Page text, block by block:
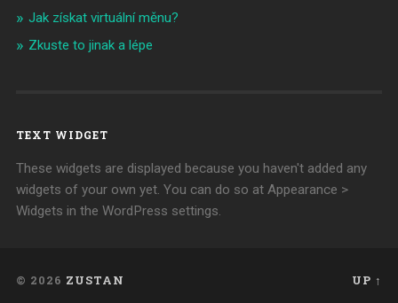
Jak získat virtuální měnu?
Zkuste to jinak a lépe
TEXT WIDGET
These widgets are displayed because you haven't added any
widgets of your own yet. You can do so at Appearance >
Widgets in the WordPress settings.
© 2026 ZUSTAN UP ↑